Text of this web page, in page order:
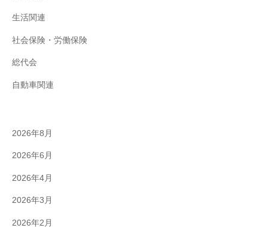
生活関連
社会保険・労働保険
総代会
自動車関連
2026年8月
2026年6月
2026年4月
2026年3月
2026年2月